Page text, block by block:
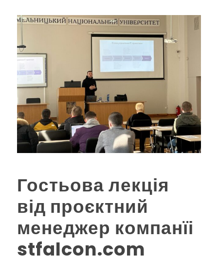
Гостьова лекція
від проєктний
менеджер компанїі
stfalcon.com